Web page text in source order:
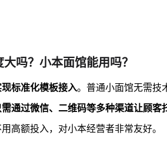
吗？小本面馆能用吗？
标准化模板接入。普通小面馆无需技
通过微信、二维码等多种渠道让顾客
高额投入，对小本经营者非常友好。